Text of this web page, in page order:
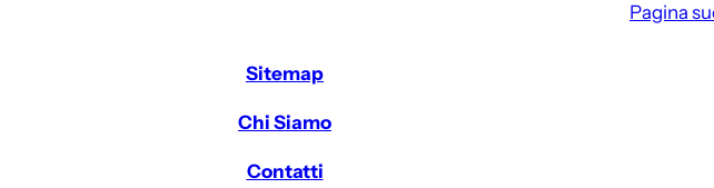
Pagina
Sitemap
Chi Siamo
Contatti